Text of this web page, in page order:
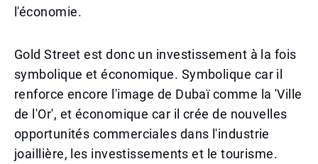
l'économie.
Gold Street est donc un investissement à la fois
symbolique et économique. Symbolique car il
renforce encore l'image de Dubaï comme la 'Ville
de l'Or', et économique car il crée de nouvelles
opportunités commerciales dans l'industrie
joaillière, les investissements et le tourisme.